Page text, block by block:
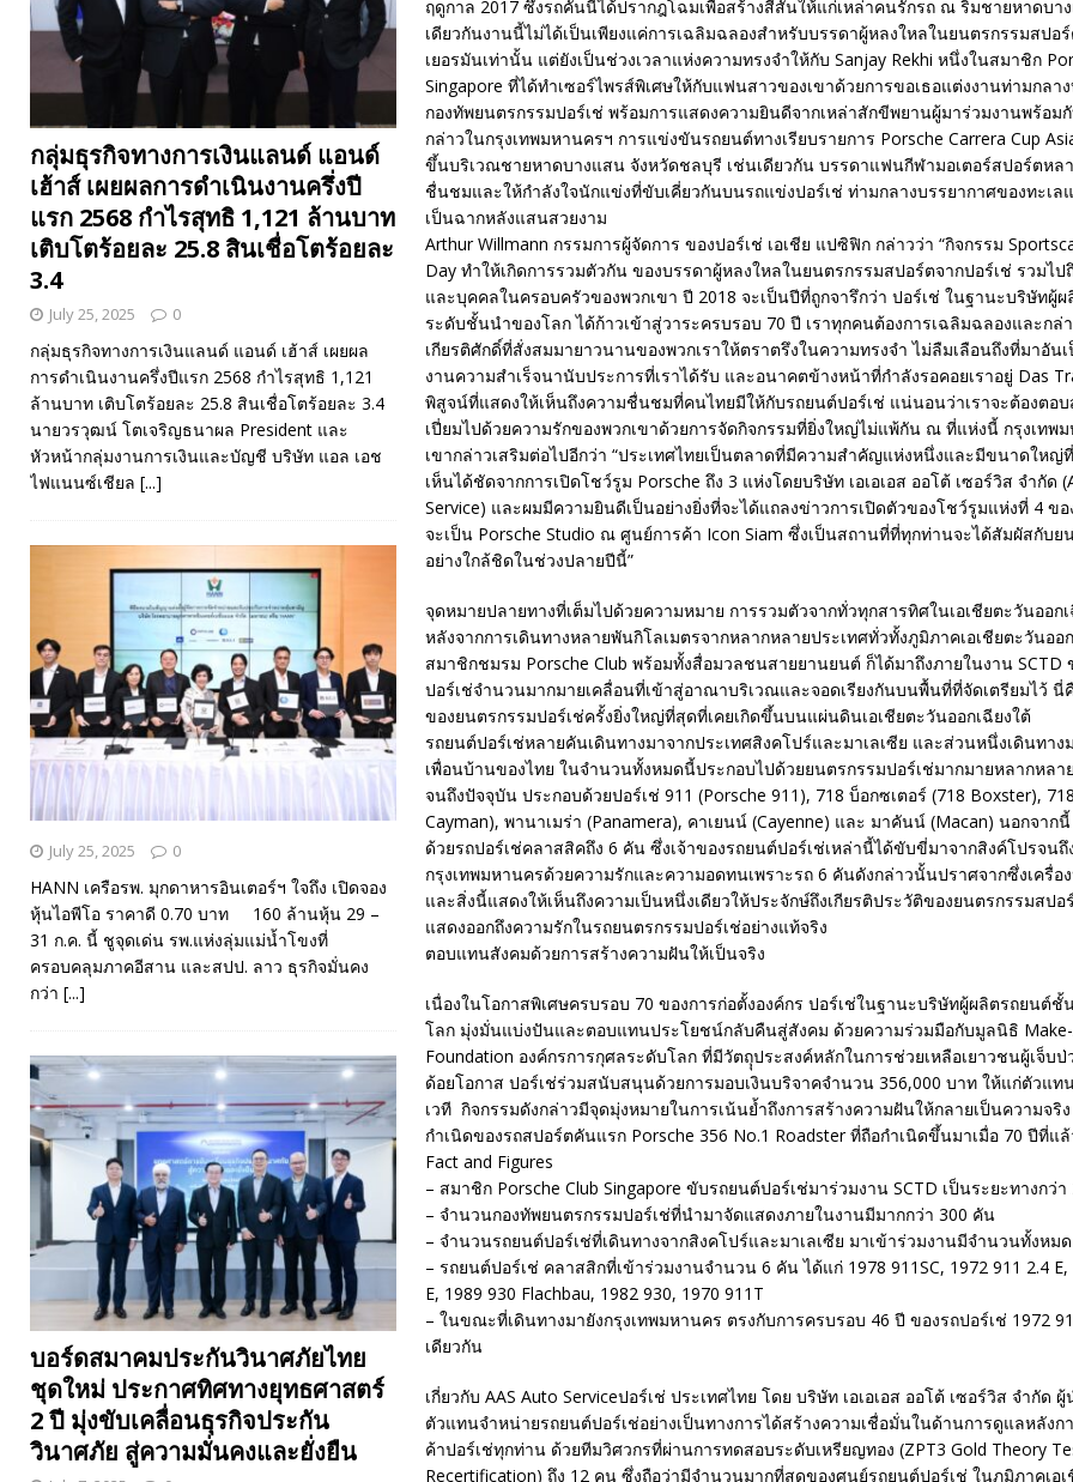
ฤดูกาล 2017 ซึ่งรถคันนี้ได้ปรากฎโฉมเพื่อสร้างสีสันให้แก่เหล่าคนรักรถ ณ ริมชายหาดบา
เดียวกันงานนี้ไม่ได้เป็นเพียงแค่การเฉลิมฉลองสำหรับบรรดาผู้หลงใหลในยนตรกรรมสปอ
เยอรมันเท่านั้น แต่ยังเป็นช่วงเวลาแห่งความทรงจำให้กับ Sanjay Rekhi หนึ่งในสมาชิก
Singapore ที่ได้ทำเซอร์ไพรส์พิเศษให้กับแฟนสาวของเขาด้วยการขอเธอแต่งงานท่ามกลา
กองทัพยนตรกรรมปอร์เช่ พร้อมการแสดงความยินดีจากเหล่าสักขีพยานผู้มาร่วมงานพร้อม
กล่าวในกรุงเทพมหานครฯ การแข่งขันรถยนต์ทางเรียบรายการ Porsche Carrera Cup
ขึ้นบริเวณชายหาดบางแสน จังหวัดชลบุรี เช่นเดียวกัน บรรดาแฟนกีฬามอเตอร์สปอร์ตหล
ชื่นชมและให้กำลังใจนักแข่งที่ขับเคี่ยวกันบนรถแข่งปอร์เช่ ท่ามกลางบรรยากาศของทะเล
เป็นฉากหลังแสนสวยงาม
Arthur Willmann กรรมการผู้จัดการ ของปอร์เช่ เอเชีย แปซิฟิก กล่าวว่า “กิจกรรม
Day ทำให้เกิดการรวมตัวกัน ของบรรดาผู้หลงใหลในยนตรกรรมสปอร์ตจากปอร์เช่ รวมไป
และบุคคลในครอบครัวของพวกเขา ปี 2018 จะเป็นปีที่ถูกจารึกว่า ปอร์เช่ ในฐานะบริษัทผู้
ระดับชั้นนำของโลก ได้ก้าวเข้าสู่วาระครบรอบ 70 ปี เราทุกคนต้องการเฉลิมฉลองและกล่
เกียรติศักดิ์ที่สั่งสมมายาวนานของพวกเราให้ตราตรึงในความทรงจำ ไม่ลืมเลือนถึงที่มาอัน
งานความสำเร็จนานับประการที่เราได้รับ และอนาคตข้างหน้าที่กำลังรอคอยเราอยู่ Das
พิสูจน์ที่แสดงให้เห็นถึงความชื่นชมที่คนไทยมีให้กับรถยนต์ปอร์เช่ แน่นอนว่าเราจะต้องตอ
เปี่ยมไปด้วยความรักของพวกเขาด้วยการจัดกิจกรรมที่ยิ่งใหญ่ไม่แพ้กัน ณ ที่แห่งนี้ กรุงเทพม
เขากล่าวเสริมต่อไปอีกว่า “ประเทศไทยเป็นตลาดที่มีความสำคัญแห่งหนึ่งและมีขนาดให
เห็นได้ชัดจากการเปิดโชว์รูม Porsche ถึง 3 แห่งโดยบริษัท เอเอเอส ออโต้ เซอร์วิส จำกัด
Service) และผมมีความยินดีเป็นอย่างยิ่งที่จะได้แถลงข่าวการเปิดตัวของโชว์รูมแห่งที่ 4 ขอ
จะเป็น Porsche Studio ณ ศูนย์การค้า Icon Siam ซึ่งเป็นสถานที่ที่ทุกท่านจะได้สัมผัสกับย
อย่างใกล้ชิดในช่วงปลายปีนี้”
จุดหมายปลายทางที่เต็มไปด้วยความหมาย การรวมตัวจากทั่วทุกสารทิศในเอเชียตะวันออก
หลังจากการเดินทางหลายพันกิโลเมตรจากหลากหลายประเทศทั่วทั้งภูมิภาคเอเชียตะวันออ
สมาชิกชมรม Porsche Club พร้อมทั้งสื่อมวลชนสายยานยนต์ ก็ได้มาถึงภายในงาน SCTD
ปอร์เช่จำนวนมากมายเคลื่อนที่เข้าสู่อาณาบริเวณและจอดเรียงกันบนพื้นที่ที่จัดเตรียมไว้ นี่
ของยนตรกรรมปอร์เช่ครั้งยิ่งใหญ่ที่สุดที่เคยเกิดขึ้นบนแผ่นดินเอเชียตะวันออกเฉียงใต้
รถยนต์ปอร์เช่หลายคันเดินทางมาจากประเทศสิงคโปร์และมาเลเซีย และส่วนหนึ่งเดินทาง
เพื่อนบ้านของไทย ในจำนวนทั้งหมดนี้ประกอบไปด้วยยนตรกรรมปอร์เช่มากมายหลากหลา
จนถึงปัจจุบัน ประกอบด้วยปอร์เช่ 911 (Porsche 911), 718 บ็อกซเตอร์ (718 Boxster),
Cayman), พานาเมร่า (Panamera), คาเยนน์ (Cayenne) และ มาคันน์ (Macan) นอกจาก
ด้วยรถปอร์เช่คลาสสิคถึง 6 คัน ซึ่งเจ้าของรถยนต์ปอร์เช่เหล่านี้ได้ขับขี่มาจากสิงค์โปรจนถึ
กรุงเทพมหานครด้วยความรักและความอดทนเพราะรถ 6 คันดังกล่าวนั้นปราศจากซึ่งเครื่อ
และสิ่งนี้แสดงให้เห็นถึงความเป็นหนึ่งเดียวให้ประจักษ์ถึงเกียรติประวัติของยนตรกรรมสปอ
แสดงออกถึงความรักในรถยนตรกรรมปอร์เช่อย่างแท้จริง
ตอบแทนสังคมด้วยการสร้างความฝันให้เป็นจริง
เนื่องในโอกาสพิเศษครบรอบ 70 ของการก่อตั้งองค์กร ปอร์เช่ในฐานะบริษัทผู้ผลิตรถยนต์
โลก มุ่งมั่นแบ่งปันและตอบแทนประโยชน์กลับคืนสู่สังคม ด้วยความร่วมมือกับมูลนิธิ Make-
Foundation องค์กรการกุศลระดับโลก ที่มีวัตถุุประสงค์หลักในการช่วยเหลือเยาวชนผู้เจ็บป่
ด้อยโอกาส ปอร์เช่ร่วมสนับสนุนด้วยการมอบเงินบริจาคจำนวน 356,000 บาท ให้แก่ตัวแ
เวที กิจกรรมดังกล่าวมีจุดมุ่งหมายในการเน้นย้ำถึงการสร้างความฝันให้กลายเป็นความจริ
กำเนิดของรถสปอร์ตคันแรก Porsche 356 No.1 Roadster ที่ถือกำเนิดขึ้นมาเมื่อ 70 ปีที่แล้
Fact and Figures
– สมาชิก Porsche Club Singapore ขับรถยนต์ปอร์เช่มาร่วมงาน SCTD เป็นระยะทางกว่า
– จำนวนกองทัพยนตรกรรมปอร์เช่ที่นำมาจัดแสดงภายในงานมีมากกว่า 300 คัน
– จำนวนรถยนต์ปอร์เช่ที่เดินทางจากสิงคโปร์และมาเลเซีย มาเข้าร่วมงานมีจำนวนทั้งหม
– รถยนต์ปอร์เช่ คลาสสิกที่เข้าร่วมงานจำนวน 6 คัน ได้แก่ 1978 911SC, 1972 911 2.4 E,
E, 1989 930 Flachbau, 1982 930, 1970 911T
– ในขณะที่เดินทางมายังกรุงเทพมหานคร ตรงกับการครบรอบ 46 ปี ของรถปอร์เช่ 1972
เดียวกัน
เกี่ยวกับ AAS Auto Serviceปอร์เช่ ประเทศไทย โดย บริษัท เอเอเอส ออโต้ เซอร์วิส จำกัด
ตัวแทนจำหน่ายรถยนต์ปอร์เช่อย่างเป็นทางการได้สร้างความเชื่อมั่นในด้านการดูแลหลังก
ค้าปอร์เช่ทุกท่าน ด้วยทีมวิศวกรที่ผ่านการทดสอบระดับเหรียญทอง (ZPT3 Gold Theory
Recertification) ถึง 12 คน ซึ่งถือว่ามีจำนวนมากที่สุดของศูนย์รถยนต์ปอร์เช่ ในภูมิภาคเอ
กลุ่มธุรกิจทางการเงินแลนด์ แอนด์
เฮ้าส์ เผยผลการดำเนินงานครึ่งปี
แรก 2568 กำไรสุทธิ 1,121 ล้านบาท
เติบโตร้อยละ 25.8 สินเชื่อโตร้อยละ
3.4
July 25, 2025 0
กลุ่มธุรกิจทางการเงินแลนด์ แอนด์ เฮ้าส์ เผยผล
การดำเนินงานครึ่งปีแรก 2568 กำไรสุทธิ 1,121
ล้านบาท เติบโตร้อยละ 25.8 สินเชื่อโตร้อยละ 3.4
นายวรวุฒน์ โตเจริญธนาผล President และ
หัวหน้ากลุ่มงานการเงินและบัญชี บริษัท แอล เอช
ไฟแนนซ์เชียล [...]
July 25, 2025 0
HANN เครือรพ. มุกดาหารอินเตอร์ฯ ใจถึง เปิดจอง
หุ้นไอพีโอ ราคาดี 0.70 บาท 160 ล้านหุ้น 29 –
31 ก.ค. นี้ ชูจุดเด่น รพ.แห่งลุ่มแม่น้ำโขงที่
ครอบคลุมภาคอีสาน และสปป. ลาว ธุรกิจมั่นคง
กว่า [...]
บอร์ดสมาคมประกันวินาศภัยไทย
ชุดใหม่ ประกาศทิศทางยุทธศาสตร์
2 ปี มุ่งขับเคลื่อนธุรกิจประกัน
วินาศภัย สู่ความมั่นคงและยั่งยืน